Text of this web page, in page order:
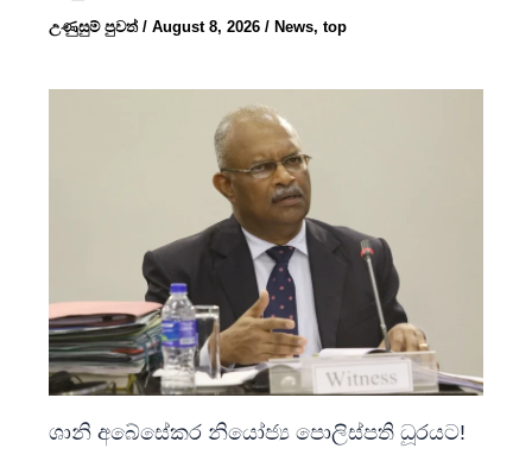
උණුසුම් පුවත්/August 8, 2026/ News,top
ශානි අබේසේකර නියෝජ්‍ය පොලිස්පති ධූරයට!